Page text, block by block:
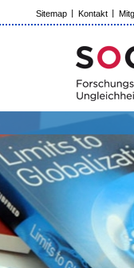
Sitemap Kontakt